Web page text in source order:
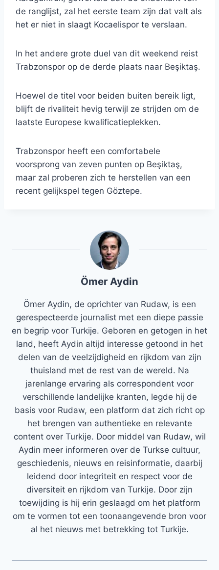
de ranglijst, zal het eerste team zijn dat valt als
het er niet in slaagt Kocaelispor te verslaan.
In het andere grote duel van dit weekend reist
Trabzonspor op de derde plaats naar Beşiktaş.
Hoewel de titel voor beiden buiten bereik ligt,
blijft de rivaliteit hevig terwijl ze strijden om de
laatste Europese kwalificatieplekken.
Trabzonspor heeft een comfortabele
voorsprong van zeven punten op Beşiktaş,
maar zal proberen zich te herstellen van een
recent gelijkspel tegen Göztepe.
Ömer Aydin
Ömer Aydin, de oprichter van Rudaw, is een
gerespecteerde journalist met een diepe passie
en begrip voor Turkije. Geboren en getogen in het
land, heeft Aydin altijd interesse getoond in het
delen van de veelzijdigheid en rijkdom van zijn
thuisland met de rest van de wereld. Na
jarenlange ervaring als correspondent voor
verschillende landelijke kranten, legde hij de
basis voor Rudaw, een platform dat zich richt op
het brengen van authentieke en relevante
content over Turkije. Door middel van Rudaw, wil
Aydin meer informeren over de Turkse cultuur,
geschiedenis, nieuws en reisinformatie, daarbij
leidend door integriteit en respect voor de
diversiteit en rijkdom van Turkije. Door zijn
toewijding is hij erin geslaagd om het platform
om te vormen tot een toonaangevende bron voor
al het nieuws met betrekking tot Turkije.